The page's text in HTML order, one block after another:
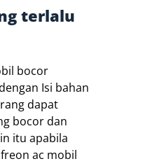
terlalu
bocor
Isi bahan
dapat
bocor dan
itu apabila
ac mobil